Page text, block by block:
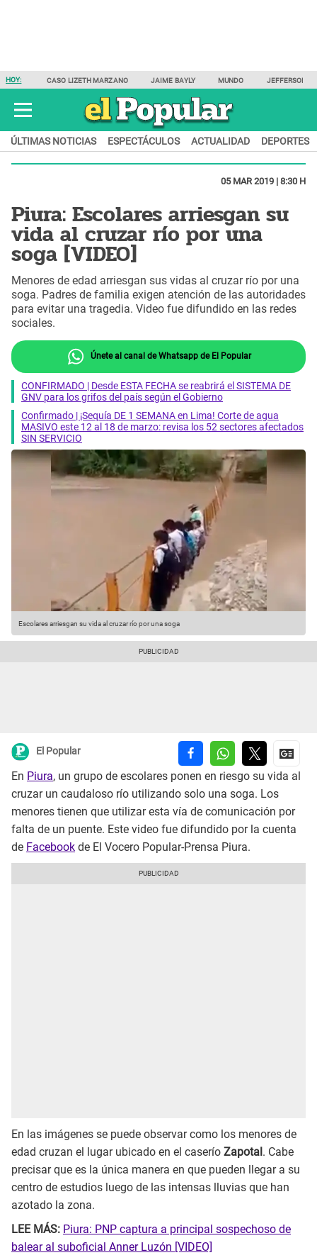
HOY: CASO LIZETH MARZANO JAIME BAYLY MUNDO JEFFERSON
ÚLTIMAS NOTICIAS ESPECTÁCULOS ACTUALIDAD DEPORTES
05 MAR 2019 | 8:30 H
Piura: Escolares arriesgan su
vida al cruzar río por una
soga [VIDEO]
Menores de edad arriesgan sus vidas al cruzar río por una
soga. Padres de familia exigen atención de las autoridades
para evitar una tragedia. Video fue difundido en las redes
sociales.
Únete al canal de Whatsapp de El Popular
CONFIRMADO | Desde ESTA FECHA se reabrirá el SISTEMA DE
GNV para los grifos del país según el Gobierno
Confirmado | ¡Sequía DE 1 SEMANA en Lima! Corte de agua
MASIVO este 12 al 18 de marzo: revisa los 52 sectores afectados
SIN SERVICIO
Escolares arriesgan su vida al cruzar río por una soga
El Popular
En Piura, un grupo de escolares ponen en riesgo su vida al
cruzar un caudaloso río utilizando solo una soga. Los
menores tienen que utilizar esta vía de comunicación por
falta de un puente. Este video fue difundido por la cuenta
de Facebook de El Vocero Popular-Prensa Piura.
En las imágenes se puede observar como los menores de
edad cruzan el lugar ubicado en el caserío Zapotal. Cabe
precisar que es la única manera en que pueden llegar a su
centro de estudios luego de las intensas lluvias que han
azotado la zona.
LEE MÁS: Piura: PNP captura a principal sospechoso de
balear al suboficial Anner Luzón [VIDEO]